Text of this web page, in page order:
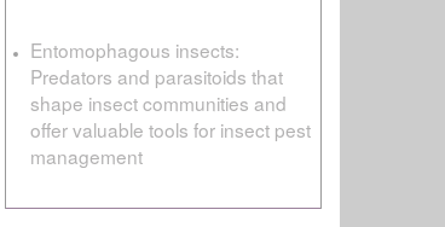
Entomophagous insects:
Predators and parasitoids that
shape insect communities and
offer valuable tools for insect pest
management